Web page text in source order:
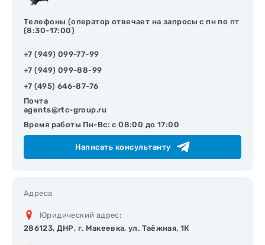
Телефоны (оператор отвечает на запросы с пн по пт
(8:30-17:00)
+7 (949) 099-77-99
+7 (949) 099-88-99
+7 (495) 646-87-76
Почта
agents@rtc-group.ru
Время работы Пн-Вс: с 08:00 до 17:00
Написать консультанту
Адреса
Юридический адрес:
286123, ДНР, г. Макеевка, ул. Таёжная, 1К